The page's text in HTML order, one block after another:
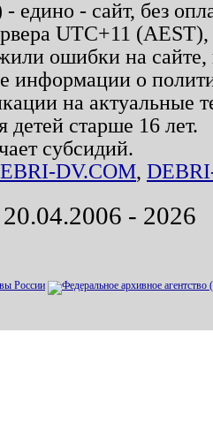
едино - сайт, без
UTC+11
ошибки на
информации о
на актуальные
старше 16 лет.
субсидий.
DV.COM,
- 2026